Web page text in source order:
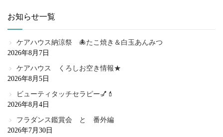
お知らせ一覧
ケアハウス納涼祭 🐙たこ焼き＆白玉あんみつ
2026年8月7日
ケアハウス くろしお空き情報★
2026年8月5日
ビューティタッチセラピー💅💄
2026年8月4日
フラダンス鑑賞会 と 番外編
2026年7月30日